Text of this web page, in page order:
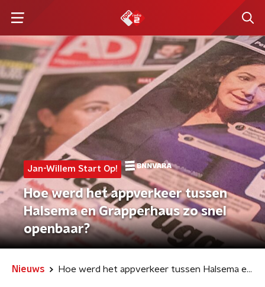
Jan-Willem Start Op!
Hoe werd het appverkeer tussen
Halsema en Grapperhaus zo snel
openbaar?
Nieuws Hoe werd het appverkeer tussen Halsema en Grapperhaus zo snel openbaar?